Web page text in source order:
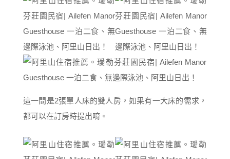
這一間是2張單人床的雙人房，如果有一大床的需求，
都可以在訂房時提出唷。